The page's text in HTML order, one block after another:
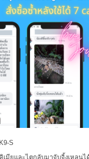
-S
เมียและไตกลับมาจับจิ้งเหลนไ